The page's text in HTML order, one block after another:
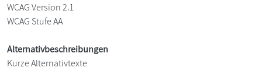
WCAG Version 2.1
WCAG Stufe AA
Alternativbeschreibungen
Kurze Alternativtexte